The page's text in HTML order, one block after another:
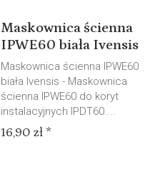
Maskownica ścienna
IPWE60 biała Ivensis
Maskownica ścienna IPWE60
biała Ivensis - Maskownica
ścienna IPWE60 do koryt
instalacyjnych IPDT60....
16,90 zł *